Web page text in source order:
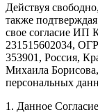
Действуя
также
свое согласие ИП
231515602034,
353901, Россия,
Михаила
персональных
1. Данное